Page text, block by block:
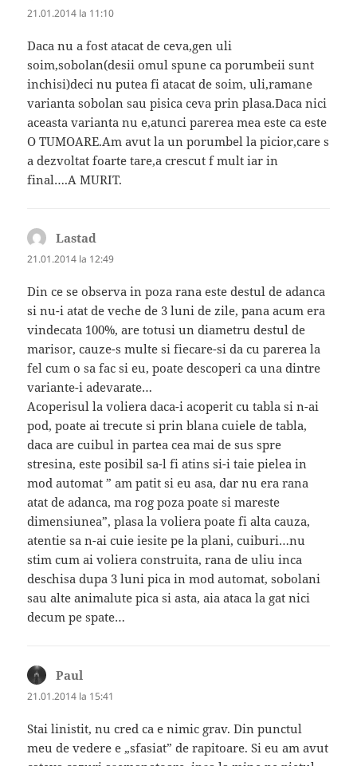
21.01.2014 la 11:10
Daca nu a fost atacat de ceva,gen uli
soim,sobolan(desii omul spune ca porumbeii sunt
inchisi)deci nu putea fi atacat de soim, uli,ramane
varianta sobolan sau pisica ceva prin plasa.Daca nici
aceasta varianta nu e,atunci parerea mea este ca este
O TUMOARE.Am avut la un porumbel la picior,care s
a dezvoltat foarte tare,a crescut f mult iar in
final….A MURIT.
Lastad
21.01.2014 la 12:49
Din ce se observa in poza rana este destul de adanca
si nu-i atat de veche de 3 luni de zile, pana acum era
vindecata 100%, are totusi un diametru destul de
marisor, cauze-s multe si fiecare-si da cu parerea la
fel cum o sa fac si eu, poate descoperi ca una dintre
variante-i adevarate…
Acoperisul la voliera daca-i acoperit cu tabla si n-ai
pod, poate ai trecute si prin blana cuiele de tabla,
daca are cuibul in partea cea mai de sus spre
stresina, este posibil sa-l fi atins si-i taie pielea in
mod automat ” am patit si eu asa, dar nu era rana
atat de adanca, ma rog poza poate si mareste
dimensiunea”, plasa la voliera poate fi alta cauza,
atentie sa n-ai cuie iesite pe la plani, cuiburi…nu
stim cum ai voliera construita, rana de uliu inca
deschisa dupa 3 luni pica in mod automat, sobolani
sau alte animalute pica si asta, aia ataca la gat nici
decum pe spate…
Paul
21.01.2014 la 15:41
Stai linistit, nu cred ca e nimic grav. Din punctul
meu de vedere e „sfasiat” de rapitoare. Si eu am avut